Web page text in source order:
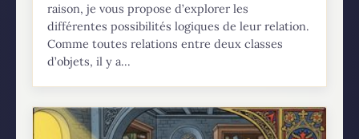
raison, je vous propose d’explorer les
différentes possibilités logiques de leur relation.
Comme toutes relations entre deux classes
d’objets, il y a...